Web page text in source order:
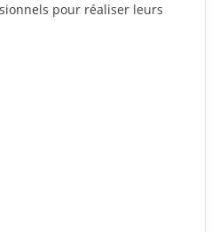
pour réaliser leurs